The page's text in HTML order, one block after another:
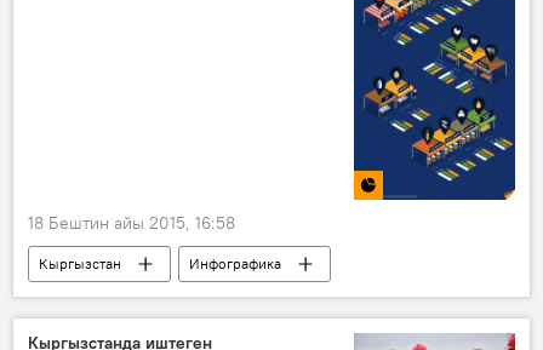
18 Бештин айы 2015, 16:58
Кыргызстан
Инфографика
Канчадан?
Коом
Жаңылыктар
Каракол
Бишкек
Кыргызстанда иштеген